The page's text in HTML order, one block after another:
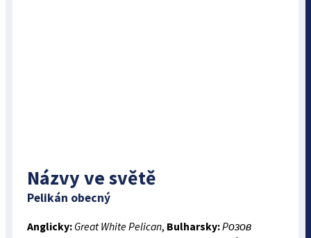
Názvy ve světě
Pelikán obecný
Anglicky: Great White Pelican, Bulharsky:Pозов